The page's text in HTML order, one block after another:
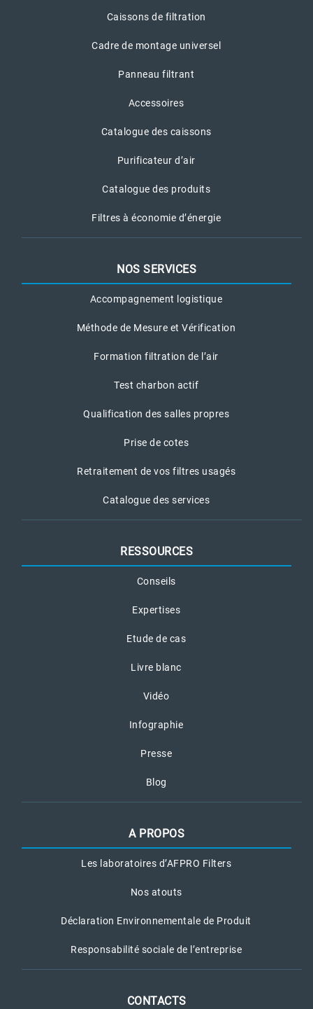
Caissons de filtration
Cadre de montage universel
Panneau filtrant
Accessoires
Catalogue des caissons
Purificateur d’air
Catalogue des produits
Filtres à économie d’énergie
NOS SERVICES
Accompagnement logistique
Méthode de Mesure et Vérification
Formation filtration de l’air
Test charbon actif
Qualification des salles propres
Prise de cotes
Retraitement de vos filtres usagés
Catalogue des services
RESSOURCES
Conseils
Expertises
Etude de cas
Livre blanc
Vidéo
Infographie
Presse
Blog
A PROPOS
Les laboratoires d’AFPRO Filters
Nos atouts
Déclaration Environnementale de Produit
Responsabilité sociale de l’entreprise
CONTACTS